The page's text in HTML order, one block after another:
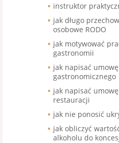
instruktor
jak długo
osobowe RODO
jak motywować
gastronomii
jak napisać
gastronomicznego
jak napisać
restauracji
jak nie ponosić
jak obliczyć
alkoholu do